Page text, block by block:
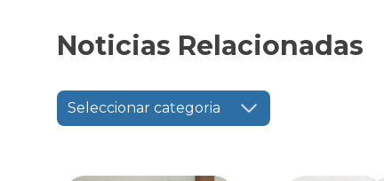
Noticias Relacionadas
Seleccionar categoria